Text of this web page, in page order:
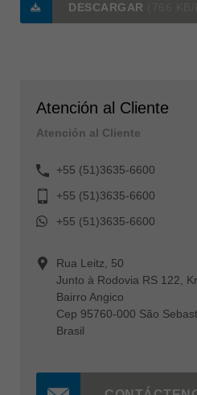
DESCARGAR
Atención al Cliente
Atención al Cliente
+55 (51)3635-6600
+55 (51)3635-6600
+55 (51)3635-6600
Rua Leitz, 50
Junto à Rodovia RS 122,
Bairro Angico
Cep 95760-000 São
Brasil